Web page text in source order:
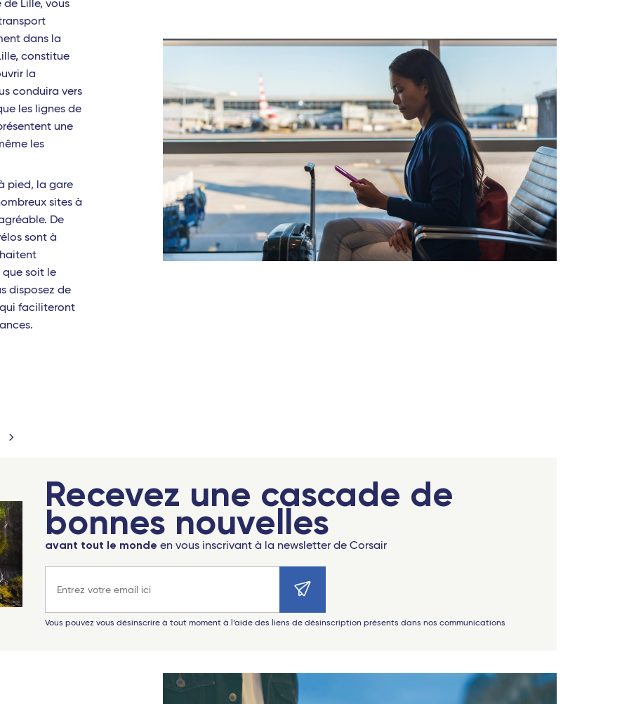
de Lille, vous
dans la
constitue
la
conduira vers
les lignes de
une
les
pied, la gare
sites à
De
sont à
que soit le
disposez de
faciliteront
Recevez une cascade de
bonnes nouvelles
avant tout le monde en vous inscrivant à la newsletter de Corsair
Vous pouvez vous désinscrire à tout moment à l’aide des liens de désinscription présents dans nos communications